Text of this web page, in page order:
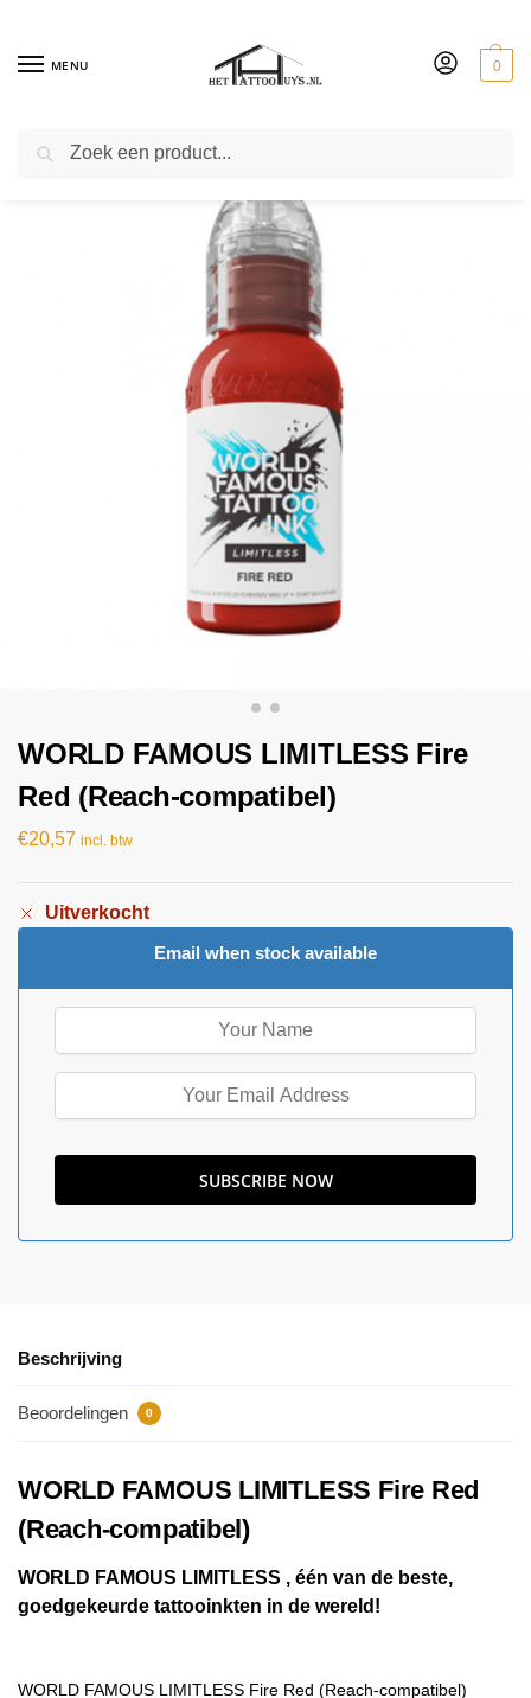
MENU 0
WORLD FAMOUS LIMITLESS Fire
Red (Reach-compatibel)
€20,57 incl. btw
Uitverkocht
Email when stock available
Beschrijving
Beoordelingen 0
WORLD FAMOUS LIMITLESS Fire Red
(Reach-compatibel)
WORLD FAMOUS LIMITLESS , één van de beste,
goedgekeurde tattooinkten in de wereld!
WORLD FAMOUS LIMITLESS Fire Red (Reach-compatibel)